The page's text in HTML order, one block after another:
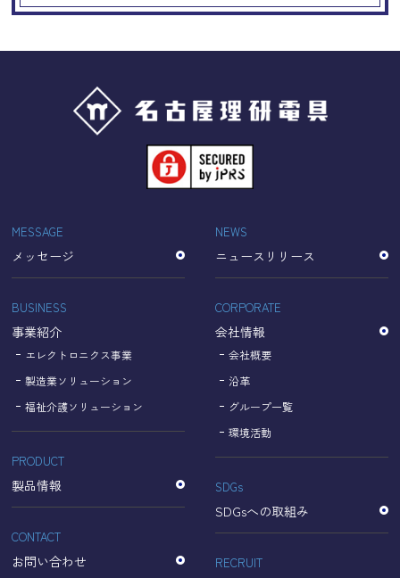
Googleアナリティクスの使用につい
当サイトでは、より良いサービスの提供、またユーザビリ
ティの向上のため、Googleアナリティクスを使用し、当サ
イトの利用状況などのデータ収集及び解析を行っておりま
す。その際、「Cookie」を通じて、Googleがお客様のIPア
ドレスなどの情報を収集する場合がありますが、
「Cookie」で収集される情報は個人を特定できるものでは
収集されたデータはGoogleのプライバシーポリシーにおい
て管理されます。
なお、当サイトのご利用をもって、上述の方法・目的にお
いてGoogle及び当サイトが行うデータ処理に関し、お客様
【Googleのプライバシーポリシー】
https://policies.google.com/privacy?hl=ja
https://policies.google.com/technologies/partner-sites?
hl=ja
個人情報に関するお問い合わせ窓口
名古屋理研電具株式会社
TEL：052-833-1248
MESSAGE
メッセージ
BUSINESS
事業紹介
エレクトロニクス事業
製造業ソリューション
福祉介護ソリューション
PRODUCT
製品情報
CONTACT
お問い合わせ
NEWS
ニュースリリース
CORPORATE
会社情報
会社概要
沿革
グループ一覧
環境活動
SDGs
SDGsへの取組み
RECRUIT